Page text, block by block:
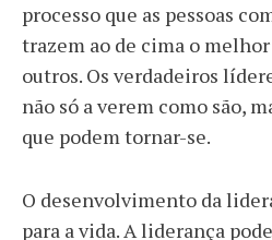
processo que as pessoas
trazem ao de cima o
outros. Os verdadeiros
não só a verem como são,
que podem tornar-se.
O desenvolvimento da
para a vida. A liderança